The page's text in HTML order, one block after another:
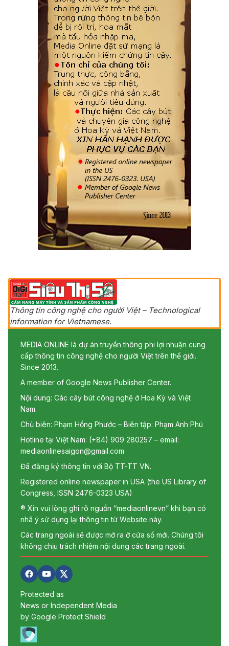
Thông tin công nghệ cho người Việt – Technological
information for Vietnamese.
MEDIA ONLINE là dự án truyền thông phi lợi nhuận cung
cấp thông tin công nghệ cho người Việt trên thế giới.
Since 2013.
A member of Google News Publisher Center.
Nội dung: Các cây bút công nghệ ở Hoa Kỳ và Việt
Nam.
Chủ biên: Phạm Hồng Phước – Biên tập: Phạm Anh Phú
Hotline tại Việt Nam: (+84) 909 280257 – email:
mediaonlinesaigon@gmail.com
Đã đăng ký thông tin với Bộ TT-TT VN.
Registered online newspaper in USA (the US Library of
Congress, ISSN 2476-0323 USA)
® Xin vui lòng ghi rõ nguồn “mediaonlinevn” khi bạn có
nhã ý sử dụng lại thông tin từ Website này.
Các trang ngoài sẽ được mở ra ở cửa sổ mới. Chúng tôi
không chịu trách nhiệm nội dung các trang ngoài.
Protected as
News or Independent Media
by Google Protect Shield